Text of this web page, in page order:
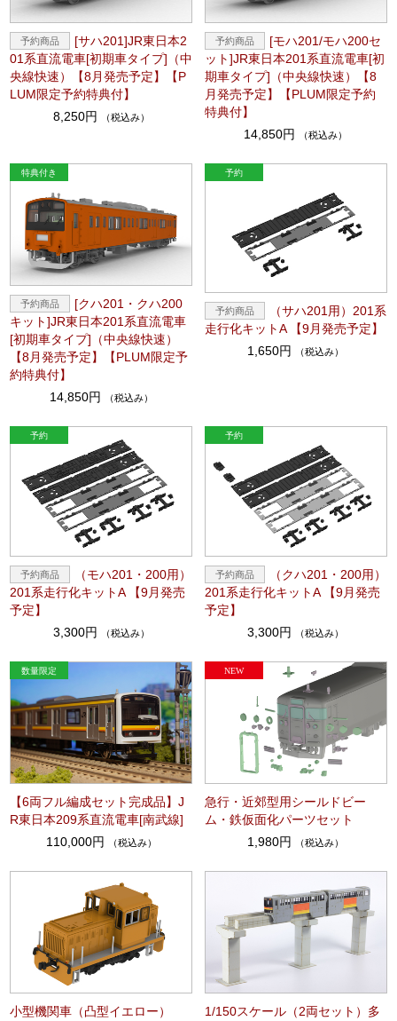
[サハ201]JR東日本2
01系直流電車[初期車タイプ]（中
央線快速）【8月発売予定】【P
LUM限定予約特典付】
8,250円
（税込み）
[モハ201/モハ200セ
ット]JR東日本201系直流電車[初
期車タイプ]（中央線快速）【8
月発売予定】【PLUM限定予約
特典付】
14,850円
（税込み）
[クハ201・クハ200
キット]JR東日本201系直流電車
[初期車タイプ]（中央線快速）
【8月発売予定】【PLUM限定予
約特典付】
14,850円
（税込み）
（サハ201用）201系
走行化キットA 【9月発売予定】
1,650円
（税込み）
（モハ201・200用）
201系走行化キットA 【9月発売
予定】
3,300円
（税込み）
（クハ201・200用）
201系走行化キットA 【9月発売
予定】
3,300円
（税込み）
【6両フル編成セット完成品】J
R東日本209系直流電車[南武線]
110,000円
（税込み）
急行・近郊型用シールドビー
ム・鉄仮面化パーツセット
1,980円
（税込み）
小型機関車（凸型イエロー）
1/150スケール（2両セット）多